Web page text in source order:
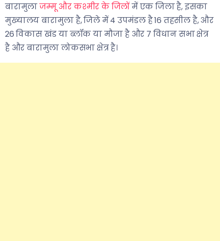
बारामुलाजम्मू और कश्मीर के जिलोंमें एक जिला है, इसका
मुख्यालय बारामुला है, जिले में 4 उपमंडल है 16 तहसील है, और
26 विकास खंड या ब्लॉक या मौजा है और 7 विधान सभा क्षेत्र
है और बारामुला लोकसभा क्षेत्र है।